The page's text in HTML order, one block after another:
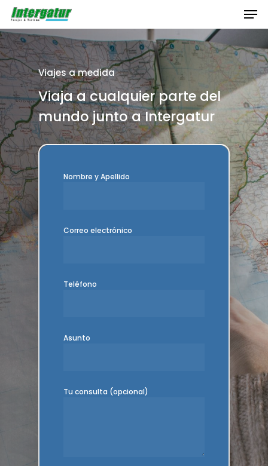
Skip
main
content
Viajes a medida
Viaja a cualquier parte del
mundo junto a Intergatur
Nombre y Apellido
Correo electrónico
Teléfono
Asunto
Tu consulta (opcional)
Menu